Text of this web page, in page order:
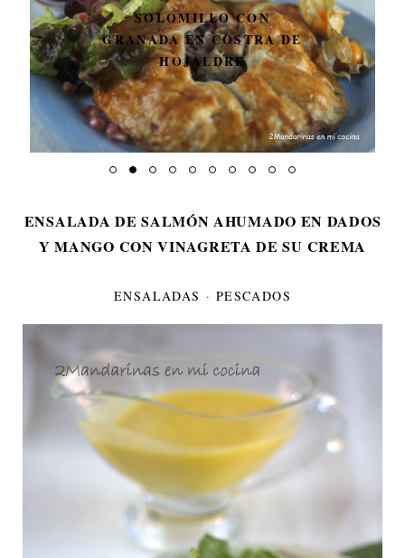
SOLOMILLO CON
GRANADA EN COSTRA DE
HOJALDRE
ENSALADA DE SALMÓN AHUMADO EN DADOS
Y MANGO CON VINAGRETA DE SU CREMA
ENSALADAS · PESCADOS